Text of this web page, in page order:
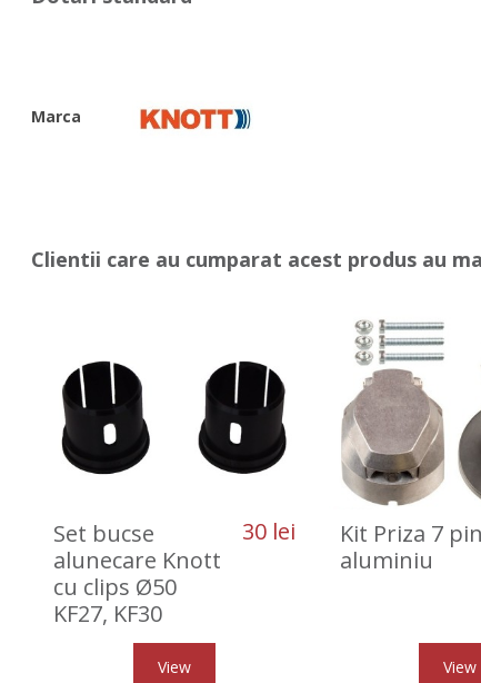
Marca
Clientii care au cumparat acest produs au
Set bucse
alunecare Knott
cu clips Ø50
KF27, KF30
30 lei
View
Kit Priza 7
aluminiu
View